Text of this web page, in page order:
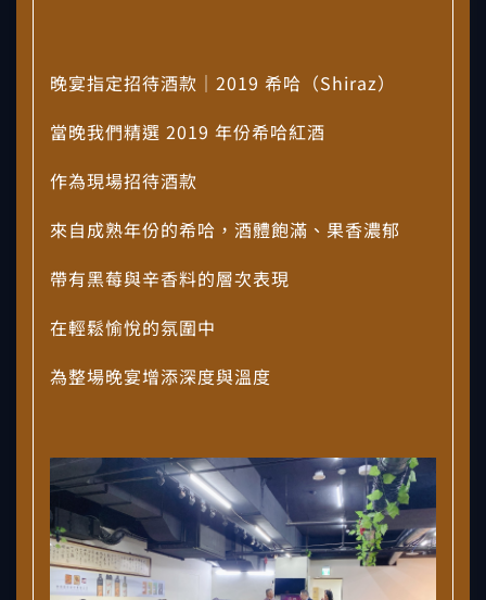
晚宴指定招待酒款｜2019 希哈（Shiraz）
當晚我們精選 2019 年份希哈紅酒
作為現場招待酒款
來自成熟年份的希哈，酒體飽滿、果香濃郁
帶有黑莓與辛香料的層次表現
在輕鬆愉悅的氛圍中
為整場晚宴增添深度與溫度